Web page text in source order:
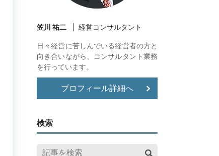
笠川 祐二 経営コンサルタント
日々経営に苦しんでいる経営者の方と
向き合いながら、コンサルタント業務
を行っています。
プロフィール詳細へ
検索